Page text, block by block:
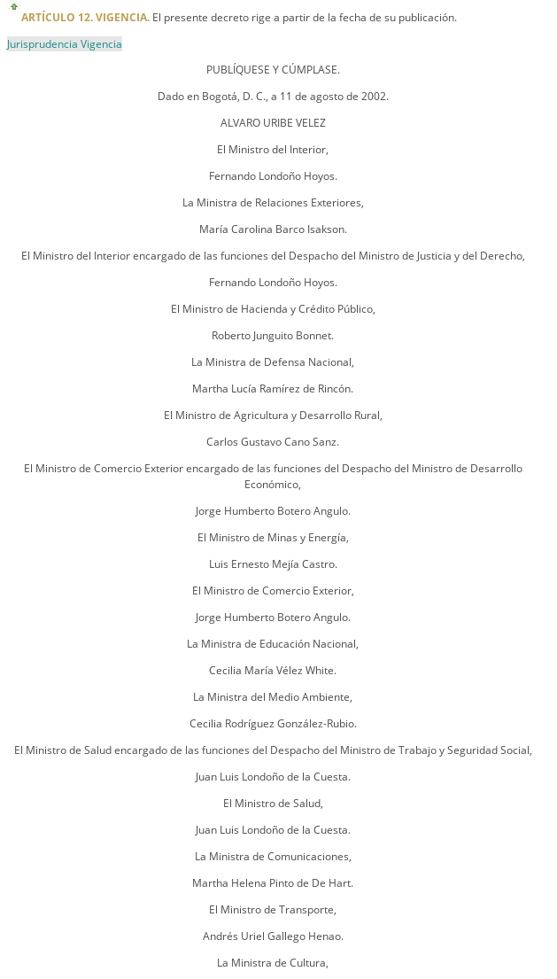
ARTÍCULO 12. VIGENCIA. El presente decreto rige a partir de la fecha de su publicación.
Jurisprudencia Vigencia
PUBLÍQUESE Y CÚMPLASE.
Dado en Bogotá, D. C., a 11 de agosto de 2002.
ALVARO URIBE VELEZ
El Ministro del Interior,
Fernando Londoño Hoyos.
La Ministra de Relaciones Exteriores,
María Carolina Barco Isakson.
El Ministro del Interior encargado de las funciones del Despacho del Ministro de Justicia y del Derecho,
Fernando Londoño Hoyos.
El Ministro de Hacienda y Crédito Público,
Roberto Junguito Bonnet.
La Ministra de Defensa Nacional,
Martha Lucía Ramírez de Rincón.
El Ministro de Agricultura y Desarrollo Rural,
Carlos Gustavo Cano Sanz.
El Ministro de Comercio Exterior encargado de las funciones del Despacho del Ministro de Desarrollo
Económico,
Jorge Humberto Botero Angulo.
El Ministro de Minas y Energía,
Luis Ernesto Mejía Castro.
El Ministro de Comercio Exterior,
Jorge Humberto Botero Angulo.
La Ministra de Educación Nacional,
Cecilia María Vélez White.
La Ministra del Medio Ambiente,
Cecilia Rodríguez González-Rubio.
El Ministro de Salud encargado de las funciones del Despacho del Ministro de Trabajo y Seguridad Social,
Juan Luis Londoño de la Cuesta.
El Ministro de Salud,
Juan Luis Londoño de la Cuesta.
La Ministra de Comunicaciones,
Martha Helena Pinto de De Hart.
El Ministro de Transporte,
Andrés Uriel Gallego Henao.
La Ministra de Cultura,